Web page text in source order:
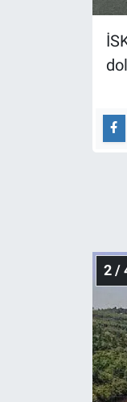
2 /
Programlar
Türkiye'nin
Yerel
Yerel Yaşam
Canlı Yayın